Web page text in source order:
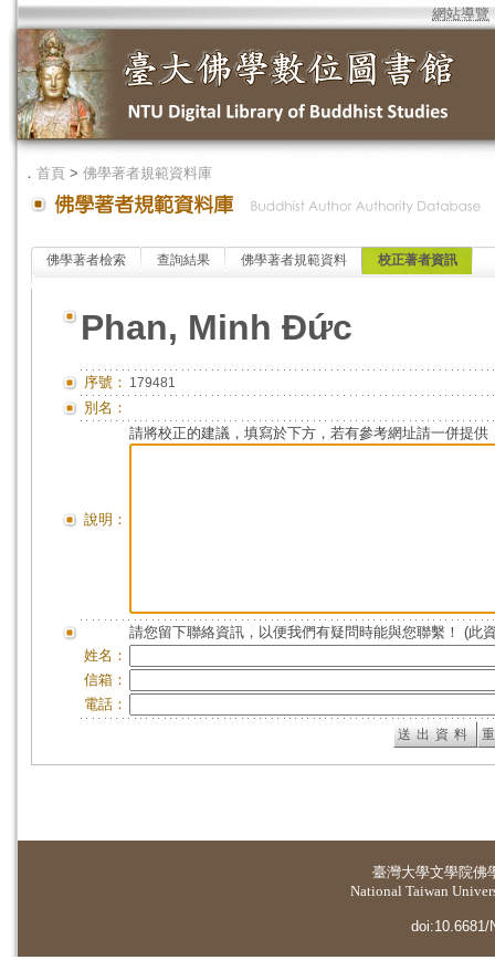
網站導覽
． 首頁 > 佛學著者規範資料庫
佛學著者檢索 查詢結果 佛學著者規範資料 校正著者資訊
Phan, Minh Đức
序號： 179481
別名：
說明：
請將校正的建議，填寫於下方，若有參考網址請一併提供
請您留下聯絡資訊，以便我們有疑問時能與您聯繫！ (此
姓名：
信箱：
電話：
臺灣大學文學院佛
National Taiwan
doi:10.6681/